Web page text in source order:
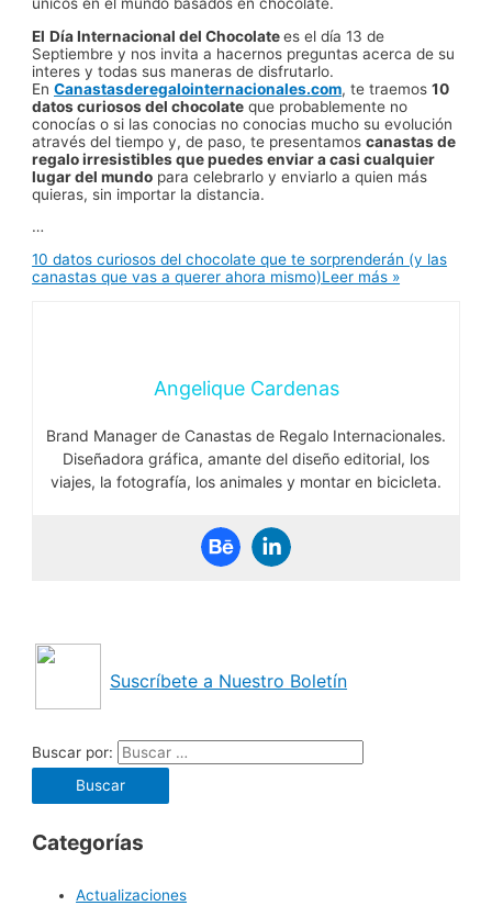
El Día Internacional del Chocolatees el día 13 de
Septiembre y nos invita a hacernos preguntas acerca de su
interes y todas sus maneras de disfrutarlo.
EnCanastasderegalointernacionales.com, te traemos10
datos curiosos del chocolate que probablemente no
conocías o si las conocias no conocias mucho su evolución
através del tiempo y, de paso, te presentamoscanastas de
regalo irresistibles que puedes enviar a casi cualquier
lugar del mundo para celebrarlo y enviarlo a quien más
quieras, sin importar la distancia.
…
10 datos curiosos del chocolate que te sorprenderán (y las
canastas que vas a querer ahora mismo)Leer más »
Angelique Cardenas
Brand Manager de Canastas de Regalo Internacionales.
Diseñadora gráfica, amante del diseño editorial, los
viajes, la fotografía, los animales y montar en bicicleta.
Suscríbete a Nuestro Boletín
Buscar por:
Categorías
Actualizaciones